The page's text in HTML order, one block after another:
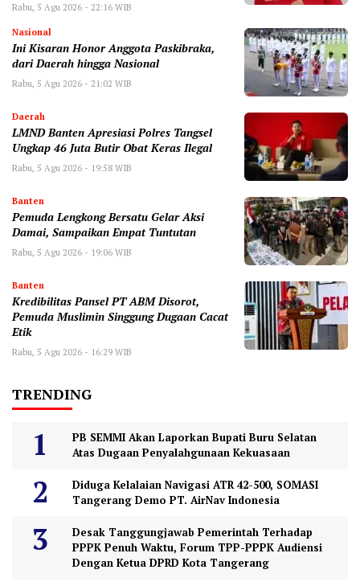
Rabu, 5 Agu 2026 - 22:16 WIB
Nasional
Ini Kisaran Honor Anggota Paskibraka,
dari Daerah hingga Nasional
Rabu, 5 Agu 2026 - 21:02 WIB
Daerah
LMND Banten Apresiasi Polres Tangsel
Ungkap 46 Juta Butir Obat Keras Ilegal
Rabu, 5 Agu 2026 - 19:58 WIB
Banten
Pemuda Lengkong Bersatu Gelar Aksi
Damai, Sampaikan Empat Tuntutan
Rabu, 5 Agu 2026 - 19:06 WIB
Banten
‎Kredibilitas Pansel PT ABM Disorot,
Pemuda Muslimin Singgung Dugaan Cacat
Etik
Rabu, 5 Agu 2026 - 16:29 WIB
TRENDING
PB SEMMI Akan Laporkan Bupati Buru Selatan
Atas Dugaan Penyalahgunaan Kekuasaan
Diduga Kelalaian Navigasi ATR 42-500, SOMASI
Tangerang Demo PT. AirNav Indonesia
Desak Tanggungjawab Pemerintah Terhadap
PPPK Penuh Waktu, Forum TPP-PPPK Audiensi
Dengan Ketua DPRD Kota Tangerang